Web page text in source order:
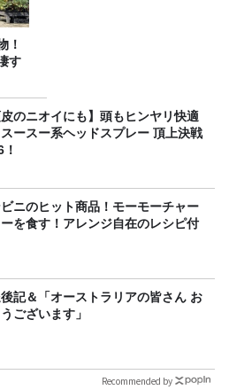
！
す
皮のニオイにも】頭もヒンヤリ快適
ースー系ヘッドスプレー 頂上決戦
ニのヒット商品！モーモーチャー
を食す！アレンジ自在のレシピ付
記＆「オーストラリアの皆さん お
ございます」
Recommended by